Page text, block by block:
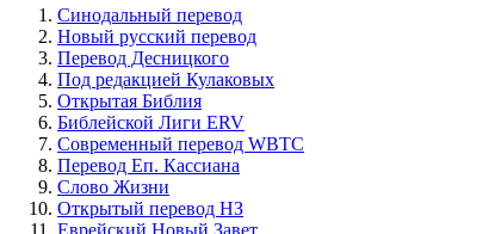
Синодальный перевод
Новый русский перевод
Перевод Десницкого
Под редакцией Кулаковых
Открытая Библия
Библейской Лиги ERV
Cовременный перевод WBTC
Перевод Еп. Кассиана
Слово Жизни
Открытый перевод НЗ